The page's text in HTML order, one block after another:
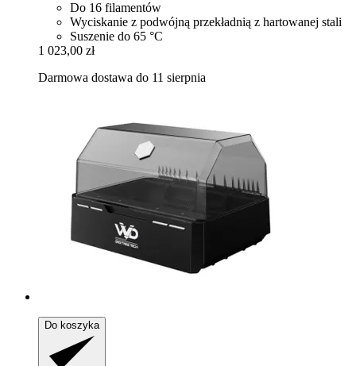
Do 16 filamentów
Wyciskanie z podwójną przekładnią z hartowanej stali
Suszenie do 65 °C
1 023,00 zł
Darmowa dostawa do 11 sierpnia
Do koszyka